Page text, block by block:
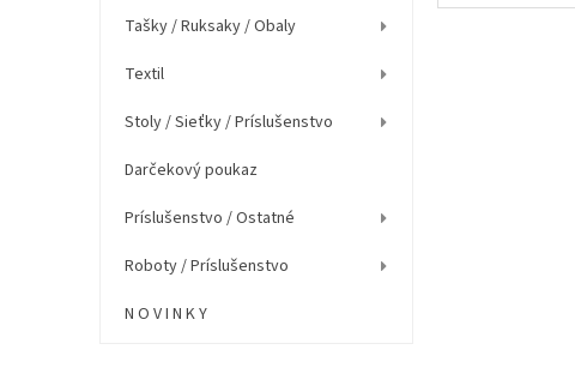
Tašky / Ruksaky / Obaly
Textil
Stoly / Sieťky / Príslušenstvo
Darčekový poukaz
Príslušenstvo / Ostatné
Roboty / Príslušenstvo
N O V I N K Y